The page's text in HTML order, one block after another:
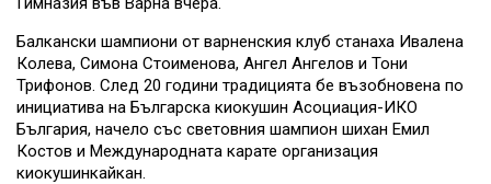
Балкански шампиони от варненския клуб станаха Ивалена
Колева, Симона Стоименова, Ангел Ангелов и Тони
Трифонов. След 20 години традицията бе възобновена по
инициатива на Българска киокушин Асоциация-ИКО
България, начело със световния шампион шихан Емил
Костов и Международната карате организация
киокушинкайкан.